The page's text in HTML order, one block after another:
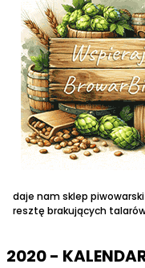
daje nam sklep piwowarski
resztę brakujących
2020 -